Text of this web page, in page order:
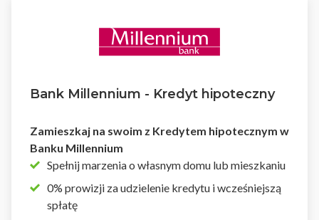
Bank Millennium - Kredyt hipoteczny
Zamieszkaj na swoim z Kredytem hipotecznym w
Banku Millennium
Spełnij marzenia o własnym domu lub mieszkaniu
0% prowizji za udzielenie kredytu i wcześniejszą
spłatę